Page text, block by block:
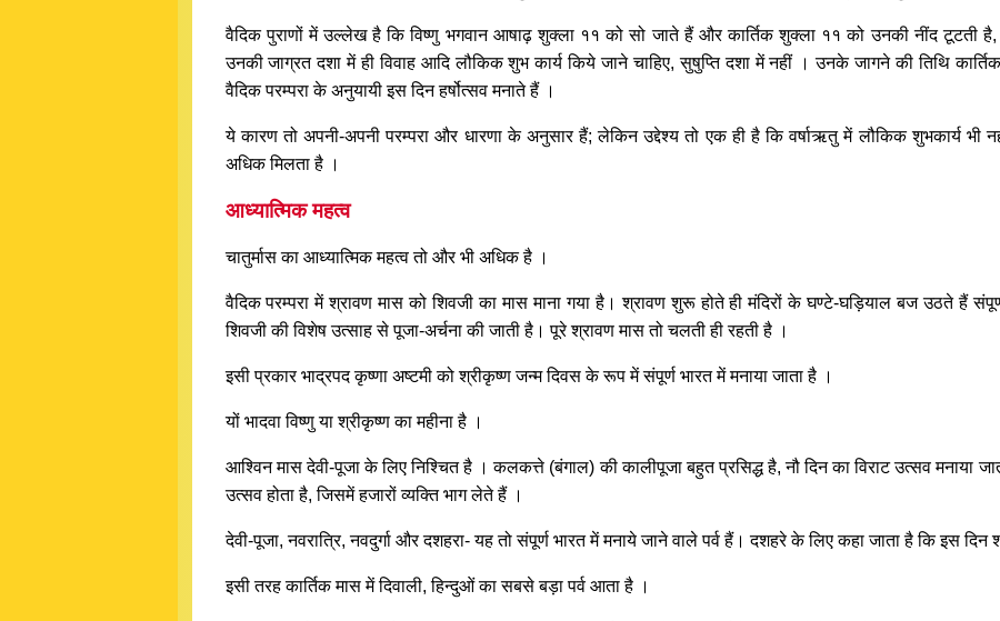
वैदिक पुराणों में उल्लेख है कि विष्णु भगवान आषाढ़ शुक्ला ११ को सो जाते हैं और कार्तिक शुक्ला ११ को उनकी नींद
उनकी जाग्रत दशा में ही विवाह आदि लौकिक शुभ कार्य किये जाने चाहिए, सुषुप्ति दशा में नहीं । उनके जागने की तिथि
वैदिक परम्परा के अनुयायी इस दिन हर्षोत्सव मनाते हैं ।
ये कारण तो अपनी-अपनी परम्परा और धारणा के अनुसार हैं; लेकिन उद्देश्य तो एक ही है कि वर्षाऋतु में लौकिक शुभकार्य भी
अधिक मिलता है ।
आध्यात्मिक महत्व
चातुर्मास का आध्यात्मिक महत्व तो और भी अधिक है ।
वैदिक परम्परा में श्रावण मास को शिवजी का मास माना गया है। श्रावण शुरू होते ही मंदिरों के घण्टे-घड़ियाल बज उठते हैं
शिवजी की विशेष उत्साह से पूजा-अर्चना की जाती है। पूरे श्रावण मास तो चलती ही रहती है ।
इसी प्रकार भाद्रपद कृष्णा अष्टमी को श्रीकृष्ण जन्म दिवस के रूप में संपूर्ण भारत में मनाया जाता है ।
यों भादवा विष्णु या श्रीकृष्ण का महीना है ।
आश्विन मास देवी-पूजा के लिए निश्चित है । कलकत्ते (बंगाल) की कालीपूजा बहुत प्रसिद्ध है, नौ दिन का विराट उत्सव मनाया
उत्सव होता है, जिसमें हजारों व्यक्ति भाग लेते हैं ।
देवी-पूजा, नवरात्रि, नवदुर्गा और दशहरा- यह तो संपूर्ण भारत में मनाये जाने वाले पर्व हैं। दशहरे के लिए कहा जाता है कि इस दिन
इसी तरह कार्तिक मास में दिवाली, हिन्दुओं का सबसे बड़ा पर्व आता है ।